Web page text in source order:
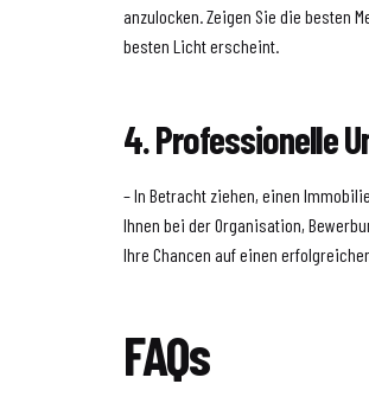
anzulocken. Zeigen Sie die besten
besten Licht erscheint.
4. Professionelle
– In Betracht ziehen, einen
Ihnen bei der Organisation,
Ihre Chancen auf einen
FAQs